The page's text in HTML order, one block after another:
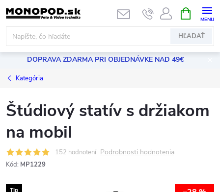
Prejsť
na
obsah
HĽADAŤ
KOŠÍK
DOPRAVA ZDARMA PRI OBJEDNÁVKE NAD 49€
Kategória
Štúdiový statív s držiakom
na mobil
152 hodnotení Podrobnosti hodnotenia
Kód: MP1229
Tip